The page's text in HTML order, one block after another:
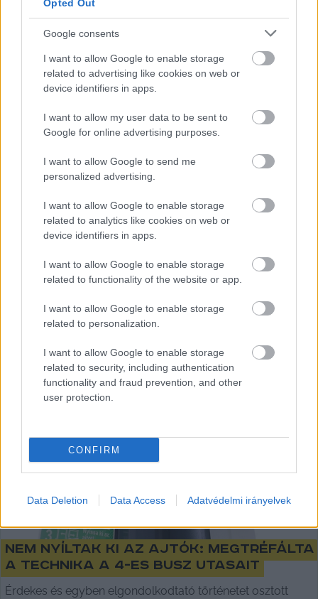
Opted Out
Google consents
I want to allow Google to enable storage
related to advertising like cookies on web or
device identifiers in apps.
I want to allow my user data to be sent to
Google for online advertising purposes.
I want to allow Google to send me
personalized advertising.
I want to allow Google to enable storage
related to analytics like cookies on web or
device identifiers in apps.
I want to allow Google to enable storage
related to functionality of the website or app.
I want to allow Google to enable storage
related to personalization.
I want to allow Google to enable storage
related to security, including authentication
functionality and fraud prevention, and other
user protection.
CONFIRM
Data Deletion Data Access Adatvédelmi irányelvek
Vasárnaptól már az új
vonalszámokkal közlekednek a
2024. december 22-én, vasárnap bevezetik Kecskeméten a
könnyebb alkalmazkodáshoz segítséget kapnak a
Balla Szilárd 2024. 12. 21.
Nem nyíltak ki az ajtók: megtréfálta
a technika a 4-es busz utasait
Érdekes és egyben elgondolkodtató történetet osztott